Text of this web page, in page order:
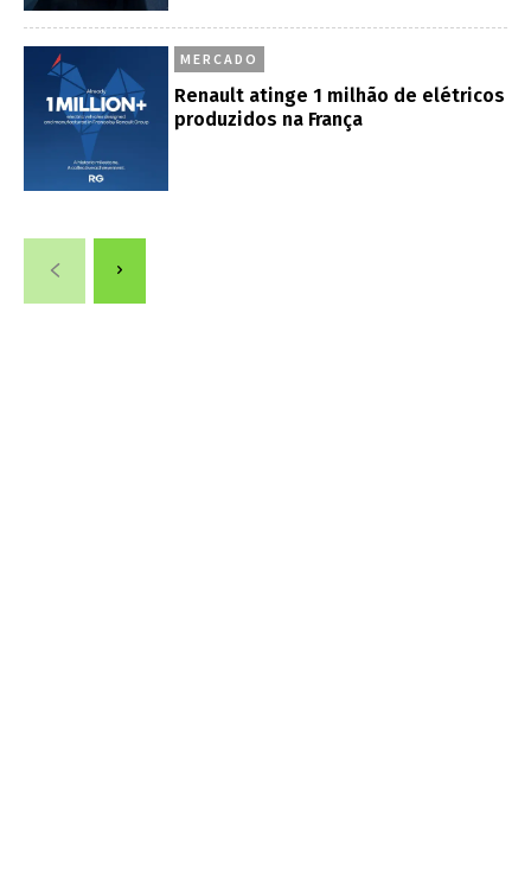
MERCADO
Renault atinge 1 milhão de elétricos
produzidos na França